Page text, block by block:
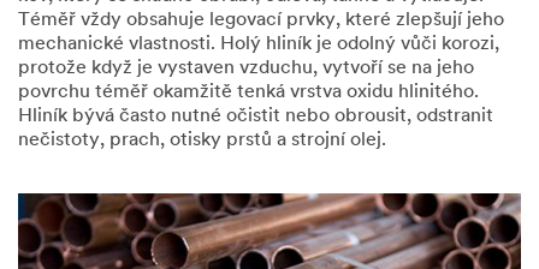
Téměř vždy obsahuje legovací prvky, které zlepšují jeho
mechanické vlastnosti. Holý hliník je odolný vůči korozi,
protože když je vystaven vzduchu, vytvoří se na jeho
povrchu téměř okamžitě tenká vrstva oxidu hlinitého.
Hliník bývá často nutné očistit nebo obrousit, odstranit
nečistoty, prach, otisky prstů a strojní olej.